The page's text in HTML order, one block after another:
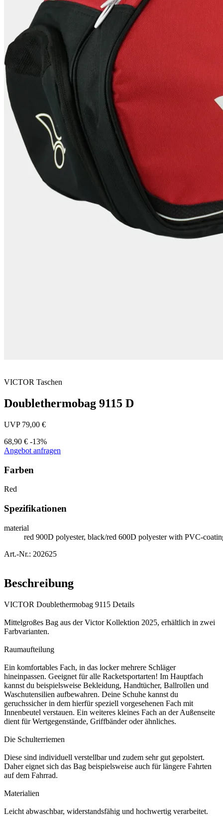
VICTOR Taschen
Doublethermobag 9115 D
UVP 79,00 €
68,90 € -13%
Angebot anfragen
Farben
Red
Spezifikationen
material
red 900D polyester, black/red 600D polyester with PVC-
Art.-Nr.: 202625
Beschreibung
VICTOR Doublethermobag 9115 Details
Mittelgroßes Bag aus der Victor Kollektion 2025, erhältlich in zwei
Farbvarianten.
Raumaufteilung
Ein komfortables Fach, in das locker mehrere Schläger
hineinpassen. Geeignet für alle Racketsportarten! Im Hauptfach
kannst du beispielsweise Bekleidung, Handtücher, Ballrollen und
Waschutensilien aufbewahren. Deine Schuhe kannst du
geruchssicher in dem hierfür speziell vorgesehenen Fach mit
Innenbeutel verstauen. Ein weiteres kleines Fach an der Außenseite
dient für Wertgegenstände, Griffbänder oder ähnliches.
Die Schulterriemen
Diese sind individuell verstellbar und zudem sehr gut gepolstert.
Daher eignet sich das Bag beispielsweise auch für längere Fahrten
auf dem Fahrrad.
Materialien
Leicht abwaschbar, widerstandsfähig und hochwertig verarbeitet.